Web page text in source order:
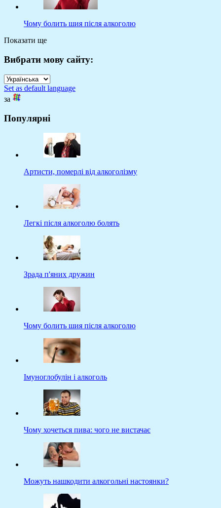
Чому болить шия після алкоголю
Показати ще
Вибрати мову сайту:
Set as default language
за
Популярні
Артисти, померлі від алкоголізму
Легкі після алкоголю болять
Зрада п'яних дружин
Чому болить шия після алкоголю
Імуноглобулін і алкоголь
Чому хочеться пива: чого не вистачає
Можуть нашкодити алкогольні настоянки?